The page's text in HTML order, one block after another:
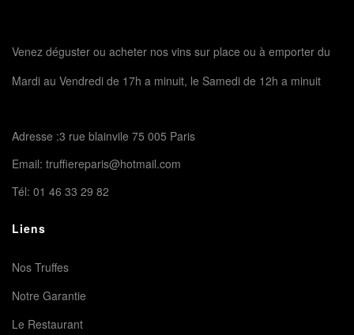
Venez déguster ou acheter nos vins sur place ou à emporter du
Mardi au Vendredi de 17h a minuit, le Samedi de 12h a minuit
Adresse :3 rue blainvile 75 005 Paris
Email: truffiereparis@hotmail.com
Tél: 01 46 33 29 82
Liens
Nos Truffes
Notre Garantie
Le Restaurant